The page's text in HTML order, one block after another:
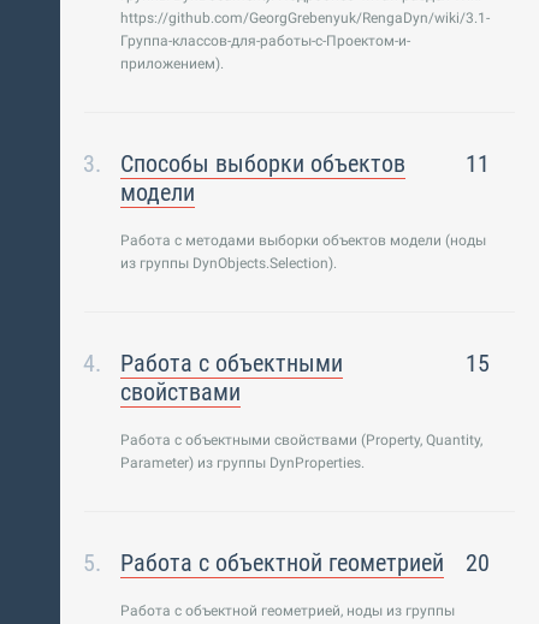
https://github.com/GeorgGrebenyuk/RengaDyn/wiki/3.1-
Группа-классов-для-работы-с-Проектом-и-
приложением).
Способы выборки объектов
модели
11
Работа с методами выборки объектов модели (ноды
из группы DynObjects.Selection).
Работа с объектными
свойствами
15
Работа с объектными свойствами (Property, Quantity,
Parameter) из группы DynProperties.
Работа с объектной геометрией 20
Работа с объектной геометрией, ноды из группы